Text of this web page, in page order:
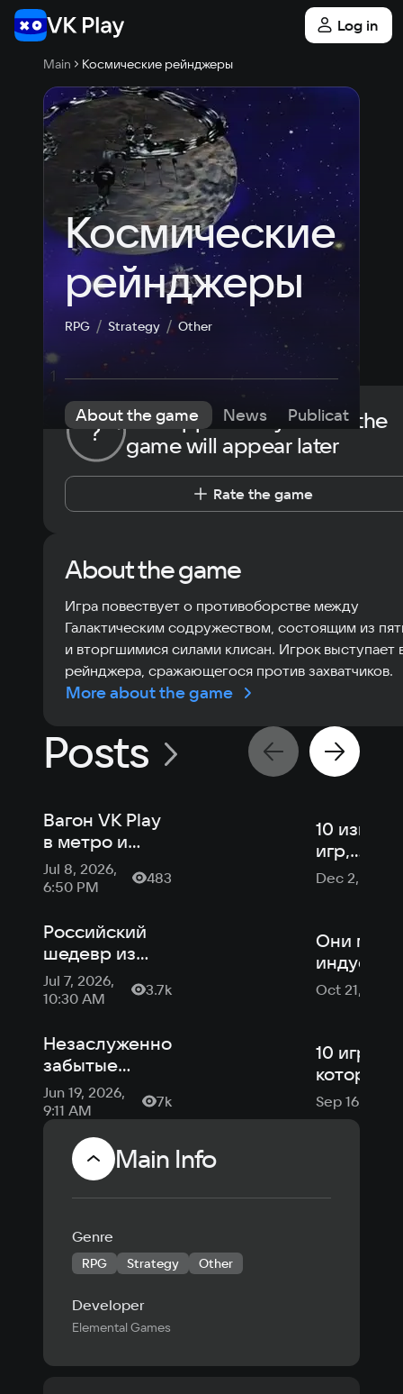
Log in
Main Космические рейнджеры
Космические
рейнджеры
RPG Strategy Other
About the game News Publications
?
The opportunity to rate the
game will appear later
Rate the game
About the game
Игра повествует о противоборстве между
Галактическим содружеством, состоящим из
и вторгшимися силами клисан. Игрок выступает
рейнджера, сражающегося против захватчиков.
More about the game
Posts
Вагон VK Play
в метро и
«Нейробаюн»:
новости
индустрии от
VK Play
Jul 8, 2026,
6:50 PM
483
Российский
шедевр из
Владивостока:
как создавали
рейнджеров»
Jul 7, 2026,
10:30 AM
3.7k
Незаслуженно
забытые
российские
игры: наш
Arcanum и RTS
в сеттинге
ВОВ
Jun 19, 2026,
9:11 AM
7k
10
игр,
Dec 2, 2025
Они
Oct 21, 2025
10 игр, в
которые
играть
Sep 16, 2025
Main Info
Genre
RPG Strategy Other
Developer
Elemental Games